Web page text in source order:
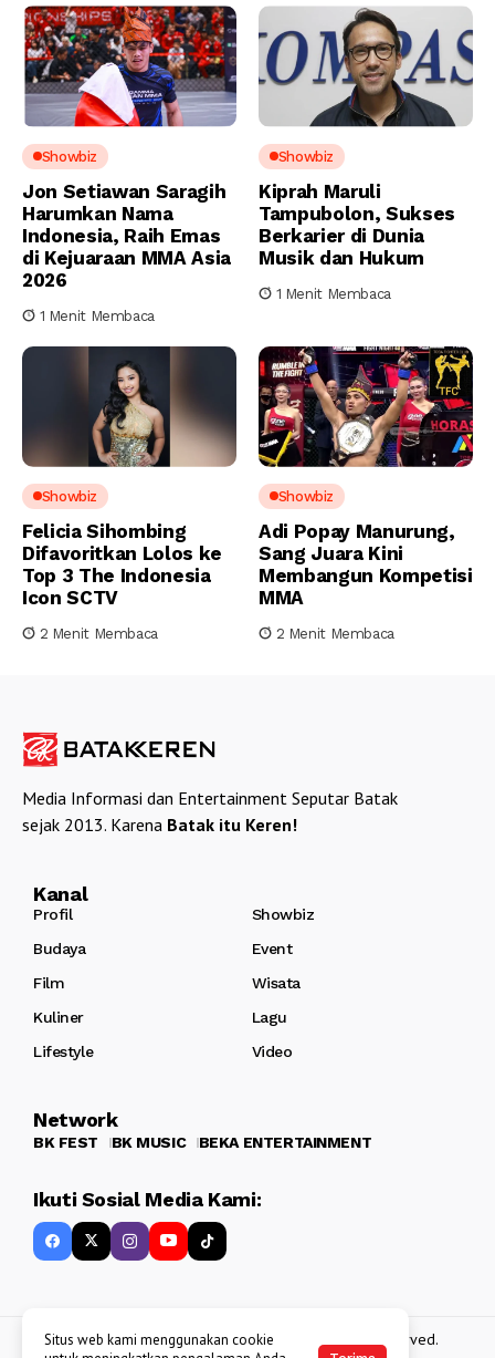
Showbiz
Jon Setiawan Saragih
Harumkan Nama
Indonesia, Raih Emas
di Kejuaraan MMA Asia
2026
1 Menit Membaca
Showbiz
Kiprah Maruli
Tampubolon, Sukses
Berkarier di Dunia
Musik dan Hukum
1 Menit Membaca
Showbiz
Felicia Sihombing
Difavoritkan Lolos ke
Top 3 The Indonesia
Icon SCTV
2 Menit Membaca
Showbiz
Adi Popay Manurung,
Sang Juara Kini
Membangun Kompetisi
MMA
2 Menit Membaca
Media Informasi dan Entertainment Seputar Batak
sejak 2013. Karena Batak itu Keren!
Kanal
Profil
Showbiz
Budaya
Event
Film
Wisata
Kuliner
Lagu
Lifestyle
Video
Network
BK FEST BK MUSIC BEKA ENTERTAINMENT
Ikuti Sosial Media Kami:
Copyright 2013 - 2025BATAKKEREN . All rights reserved.
Situs web kami menggunakan cookie